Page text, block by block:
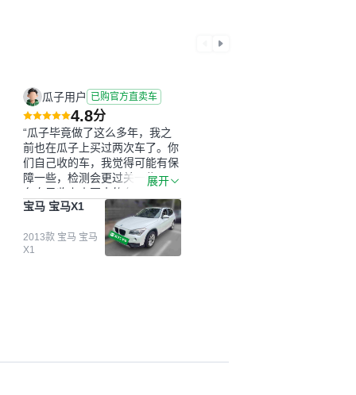
瓜子用户 已购官方直卖车
4.8分
“瓜子毕竟做了这么多年，我之
前也在瓜子上买过两次车了。你
们自己收的车，我觉得可能有保
障一些，检测会更过关一些。平
台自己收上来再卖的车，应该更
可靠。我买的是宝马X1，主要看
中它的价格和公里数比较合适。
另外，瓜子承诺无火烧、无事
故、无泡水、无调表，在平台自
展开
宝马 宝马X1
2013款 宝马 宝马
X1